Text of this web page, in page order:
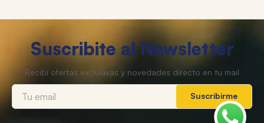
Suscribite al Newsletter
Suscribirme